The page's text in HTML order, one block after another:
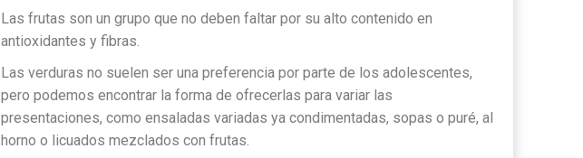
Las frutas son un grupo que no deben faltar por su alto contenido en
antioxidantes y fibras.
Las verduras no suelen ser una preferencia por parte de los adolescentes,
pero podemos encontrar la forma de ofrecerlas para variar las
presentaciones, como ensaladas variadas ya condimentadas, sopas o puré, al
horno o licuados mezclados con frutas.